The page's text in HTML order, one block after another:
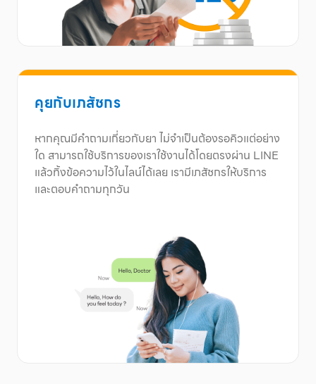
คุยกับเภสัชกร
หากคุณมีคำถามเกี่ยวกับยา ไม่จำเป็นต้องรอคิวแต่อย่าง
ใด สามารถใช้บริการของเราใช้งานได้โดยตรงผ่าน LINE
แล้วทิ้งข้อความไว้ในไลน์ได้เลย เรามีเภสัชกรให้บริการ
และตอบคำถามทุกวัน